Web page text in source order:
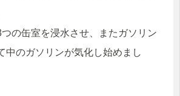
の缶室を浸水させ、またガソリン
中のガソリンが気化し始めまし